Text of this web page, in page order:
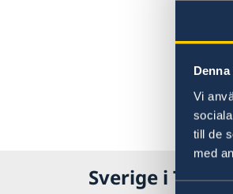
Vi
till de
med
Sverige i